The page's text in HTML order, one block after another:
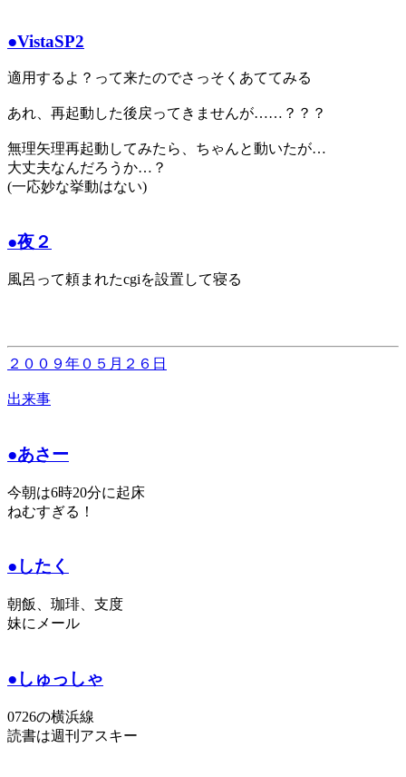
●VistaSP2
適用するよ？って来たのでさっそくあててみる
あれ、再起動した後戻ってきませんが……？？？
無理矢理再起動してみたら、ちゃんと動いたが…
大丈夫なんだろうか…？
(一応妙な挙動はない)
●夜２
風呂って頼まれたcgiを設置して寝る
２００９年０５月２６日
出来事
●あさー
今朝は6時20分に起床
ねむすぎる！
●したく
朝飯、珈琲、支度
妹にメール
●しゅっしゃ
0726の横浜線
読書は週刊アスキー